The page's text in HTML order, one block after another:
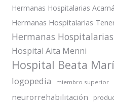
Hermanas Hospitalarias
Hermanas Hospitalarias
Hermanas
Hospital Aita Menni
Hospital Beata
logopedia miembro superior
neurorrehabilitación